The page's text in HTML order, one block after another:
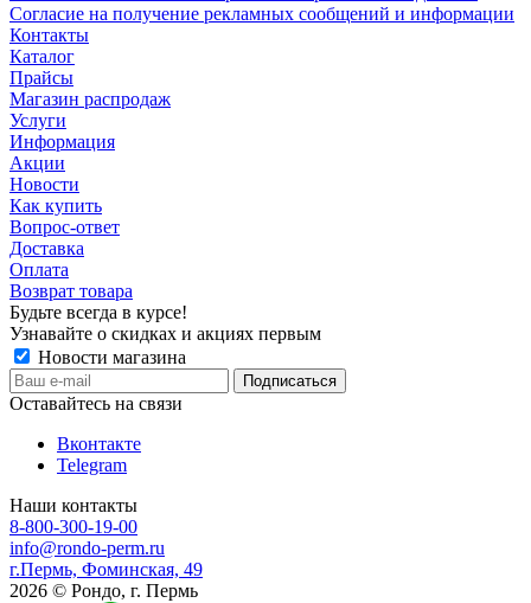
Согласие на получение рекламных сообщений и информации
Контакты
Каталог
Прайсы
Магазин распродаж
Услуги
Информация
Акции
Новости
Как купить
Вопрос-ответ
Доставка
Оплата
Возврат товара
Будьте всегда в курсе!
Узнавайте о скидках и акциях первым
Новости магазина
Оставайтесь на связи
Вконтакте
Telegram
Наши контакты
8-800-300-19-00
info@rondo-perm.ru
г.Пермь, Фоминская, 49
2026 © Рондо, г. Пермь